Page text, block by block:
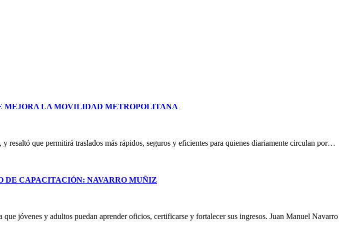
MEJORA LA MOVILIDAD METROPOLITANA
que permitirá traslados más rápidos, seguros y eficientes para quienes diariamente circulan por…
DE CAPACITACIÓN: NAVARRO MUÑIZ
jóvenes y adultos puedan aprender oficios, certificarse y fortalecer sus ingresos. Juan Manuel Navarro